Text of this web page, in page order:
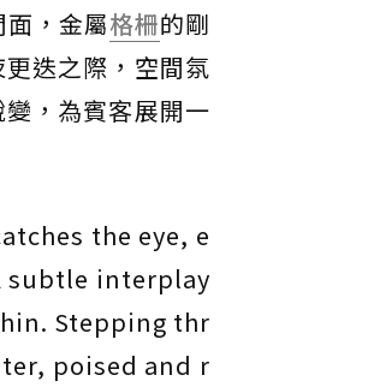
，金屬格柵的剛
迭之際，空間氛
，為賓客展開一
the eye, e
subtle interplay
Stepping thr
poised and r